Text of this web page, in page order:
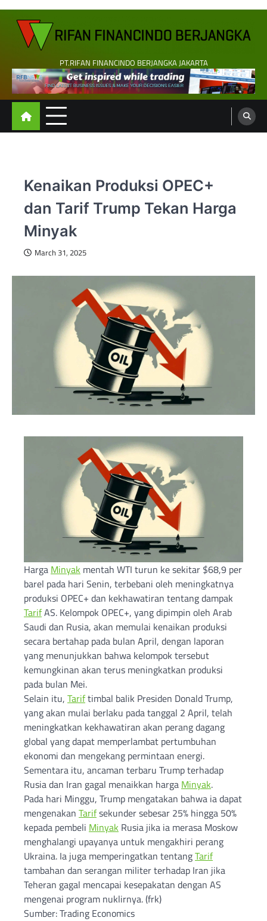
Skip
content
PT.RIFAN FINANCINDO BERJANGKA JAKARTA
Kenaikan Produksi OPEC+
dan Tarif Trump Tekan Harga
Minyak
March 31, 2025
Harga Minyak mentah WTI turun ke sekitar $68,9 per
barel pada hari Senin, terbebani oleh meningkatnya
produksi OPEC+ dan kekhawatiran tentang dampak
TarifAS. Kelompok OPEC+, yang dipimpin oleh Arab
Saudi dan Rusia, akan memulai kenaikan produksi
secara bertahap pada bulan April, dengan laporan
yang menunjukkan bahwa kelompok tersebut
kemungkinan akan terus meningkatkan produksi
pada bulan Mei.
Selain itu, Tariftimbal balik Presiden Donald Trump,
yang akan mulai berlaku pada tanggal 2 April, telah
meningkatkan kekhawatiran akan perang dagang
global yang dapat memperlambat pertumbuhan
ekonomi dan mengekang permintaan energi.
Sementara itu, ancaman terbaru Trump terhadap
Rusia dan Iran gagal menaikkan harga Minyak.
Pada hari Minggu, Trump mengatakan bahwa ia dapat
mengenakan Tarifsekunder sebesar 25% hingga 50%
kepada pembeli Minyak Rusia jika ia merasa Moskow
menghalangi upayanya untuk mengakhiri perang
Ukraina. Ia juga memperingatkan tentangTarif
tambahan dan serangan militer terhadap Iran jika
Teheran gagal mencapai kesepakatan dengan AS
mengenai program nuklirnya. (frk)
Sumber: Trading Economics